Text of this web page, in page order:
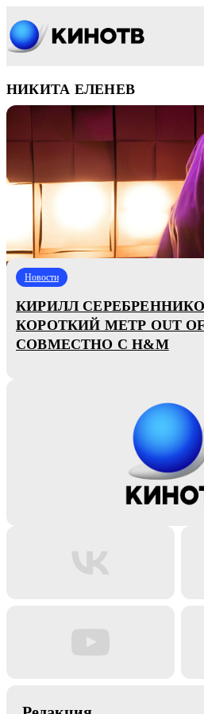
НИКИТА ЕЛЕНЕВ
Новости
КИРИЛЛ
КОРОТКИЙ МЕТР OUT OF
СОВМЕСТНО С H&M